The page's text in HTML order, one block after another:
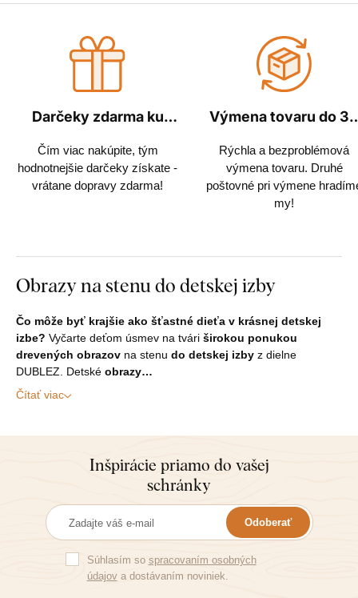
Darčeky zdarma ku
Čím viac nakúpite, tým
hodnotnejšie darčeky získate -
vrátane dopravy zdarma!
Výmena tovaru do
Rýchla a bezproblémová
výmena tovaru. Druhé
poštovné pri výmene
my!
Obrazy na stenu do detskej izby
Čo môže byť krajšie ako šťastné dieťa v krásnej detskej
izbe? Vyčarte deťom úsmev na tvári širokou ponukou
drevených obrazov na stenu do detskej izby z dielne
DUBLEZ. Detské obrazy…
Čítať viac
Inšpirácie priamo do vašej
schránky
Odoberať
Súhlasím so spracovaním osobných
údajova dostávaním noviniek.